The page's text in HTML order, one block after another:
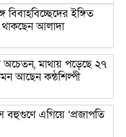
বিবাহবিচ্ছেদের ইঙ্গিত
থাকছেন আলাদা
অচেতন, মাথায় পড়েছে ২৭
আছেন কন্ঠশিল্পী
বহুগুণে এগিয়ে ‘প্রজাপতি